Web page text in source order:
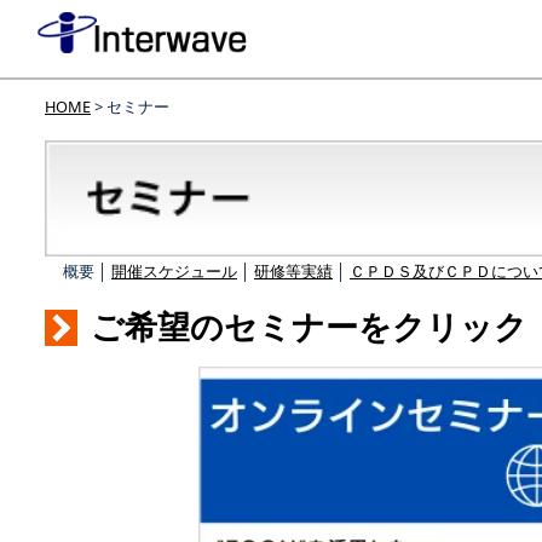
HOME> セミナー
概要 │ 開催スケジュール 研修等実績 ＣＰＤＳ及びＣＰＤにつ
ご希望のセミナーをクリック